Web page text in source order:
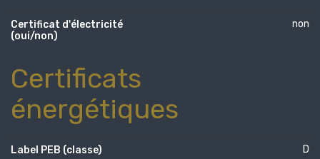
Certificat d'électricité
(oui/non)
non
Certificats
énergétiques
Label PEB (classe) D